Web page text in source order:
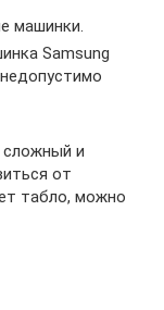
машинки.
Samsung
сложный и
от
табло, можно